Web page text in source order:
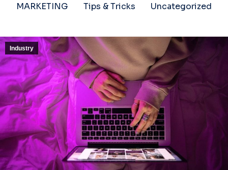
MARKETING
Tips & Tricks Uncategorized
Industry